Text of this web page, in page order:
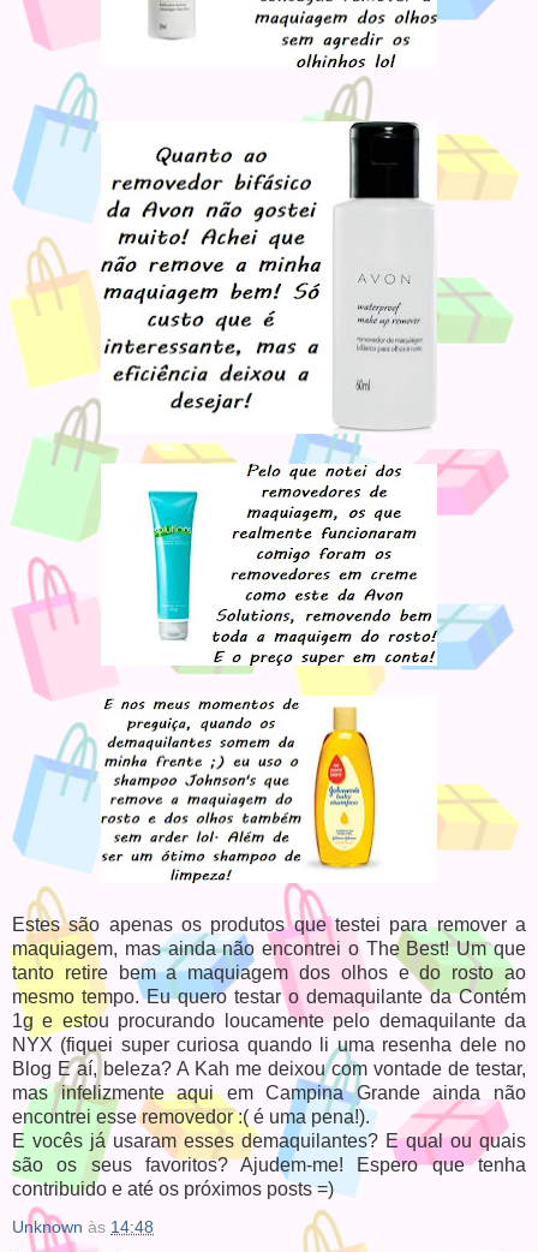
Estes são apenas os produtos que testei para remover a
maquiagem, mas ainda não encontrei o The Best! Um que
tanto retire bem a maquiagem dos olhos e do rosto ao
mesmo tempo. Eu quero testar o demaquilante da Contém
1g e estou procurando loucamente pelo demaquilante da
NYX (fiquei super curiosa quando li uma resenha dele no
Blog E aí, beleza? A Kah me deixou com vontade de testar,
mas infelizmente aqui em Campina Grande ainda não
encontrei esse removedor :( é uma pena!).
E vocês já usaram esses demaquilantes? E qual ou quais
são os seus favoritos? Ajudem-me! Espero que tenha
contribuido e até os próximos posts =)
Unknown às 14:48